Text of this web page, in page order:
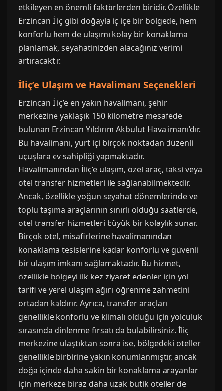
etkileyen en önemli faktörlerden biridir. Özellikle
Erzincan İliç gibi doğayla iç içe bir bölgede, hem
konforlu hem de ulaşımı kolay bir konaklama
planlamak, seyahatinizden alacağınız verimi
artıracaktır.
İliç’e Ulaşım ve Havalimanı Seçenekleri
Erzincan İliç’e en yakın havalimanı, şehir
merkezine yaklaşık 150 kilometre mesafede
bulunan Erzincan Yıldırım Akbulut Havalimanı’dır.
Bu havalimanı, yurt içi birçok noktadan düzenli
uçuşlara ev sahipliği yapmaktadır.
Havalimanından İliç’e ulaşım, özel araç, taksi veya
otel transfer hizmetleri ile sağlanabilmektedir.
Ancak, özellikle yoğun seyahat dönemlerinde ve
toplu taşıma araçlarının sınırlı olduğu saatlerde,
otel transfer hizmetleri büyük bir kolaylık sunar.
Birçok otel, misafirlerine havalimanından
konaklama tesislerine kadar konforlu ve güvenli
bir ulaşım imkanı sağlamaktadır. Bu hizmet,
özellikle bölgeyi ilk kez ziyaret edenler için yol
tarifi ve yerel ulaşım ağını öğrenme zahmetini
ortadan kaldırır. Ayrıca, transfer araçları
genellikle konforlu ve klimalı olduğu için yolculuk
sırasında dinlenme fırsatı da bulabilirsiniz. İliç
merkezine ulaştıktan sonra ise, bölgedeki oteller
genellikle birbirine yakın konumlanmıştır, ancak
doğa içinde daha sakin bir konaklama arayanlar
için merkeze biraz daha uzak butik oteller de